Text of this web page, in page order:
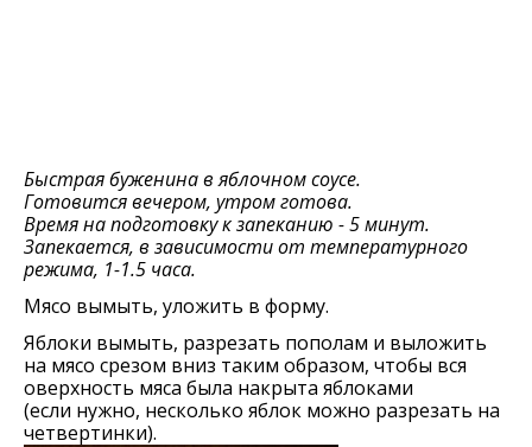
Быстрая буженина в яблочном соусе.
Готовится вечером, утром готова.
Время на подготовку к запеканию - 5 минут.
Запекается, в зависимости от температурного
режима, 1-1.5 часа.
Мясо вымыть, уложить в форму.
Яблоки вымыть, разрезать пополам и выложить
на мясо срезом вниз таким образом, чтобы вся
оверхность мяса была накрыта яблоками
(если нужно, несколько яблок можно разрезать на
четвертинки).